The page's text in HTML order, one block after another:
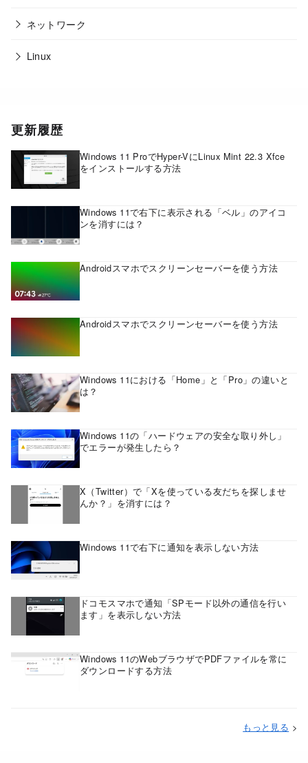
ネットワーク
Linux
更新履歴
Windows 11 ProでHyper-VにLinux Mint 22.3 Xfce
をインストールする方法
Windows 11で右下に表示される「ベル」のアイコ
ンを消すには？
Androidスマホでスクリーンセーバーを使う方法
Androidスマホでスクリーンセーバーを使う方法
Windows 11における「Home」と「Pro」の違いと
は？
Windows 11の「ハードウェアの安全な取り外し」
でエラーが発生したら？
X（Twitter）で「Xを使っている友だちを探しませ
んか？」を消すには？
Windows 11で右下に通知を表示しない方法
ドコモスマホで通知「SPモード以外の通信を行い
ます」を表示しない方法
Windows 11のWebブラウザでPDFファイルを常に
ダウンロードする方法
もっと見る >